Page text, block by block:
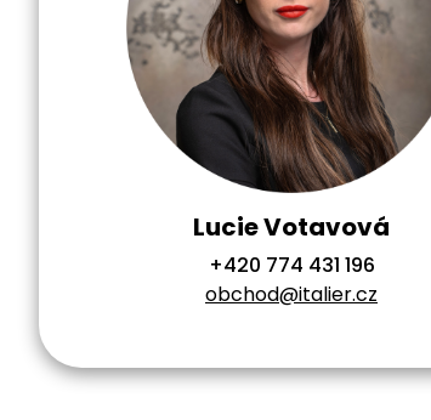
Lucie Votavová
+420 774 431 196
obchod@italier.cz